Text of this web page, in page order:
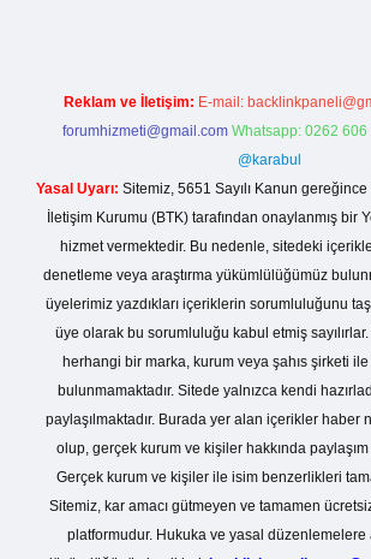
Reklam ve İletişim: E-mail:
forumhizmeti@gmail.com Whatsapp: 0262 606
@karabul
Yasal Uyarı: Sitemiz, 5651 Sayılı Kanun
İletişim Kurumu (BTK) tarafından onaylanmış bir
hizmet vermektedir. Bu nedenle, sitedeki
denetleme veya araştırma yükümlülüğümüz
üyelerimiz yazdıkları içeriklerin sorumluluğunu
üye olarak bu sorumluluğu kabul etmiş
herhangi bir marka, kurum veya şahıs şirketi ile
bulunmamaktadır. Sitede yalnızca kendi
paylaşılmaktadır. Burada yer alan içerikler haber
olup, gerçek kurum ve kişiler hakkında paylaşım
Gerçek kurum ve kişiler ile isim benzerlikleri
Sitemiz, kar amacı gütmeyen ve tamamen
platformudur. Hukuka ve yasal düzenlemelere